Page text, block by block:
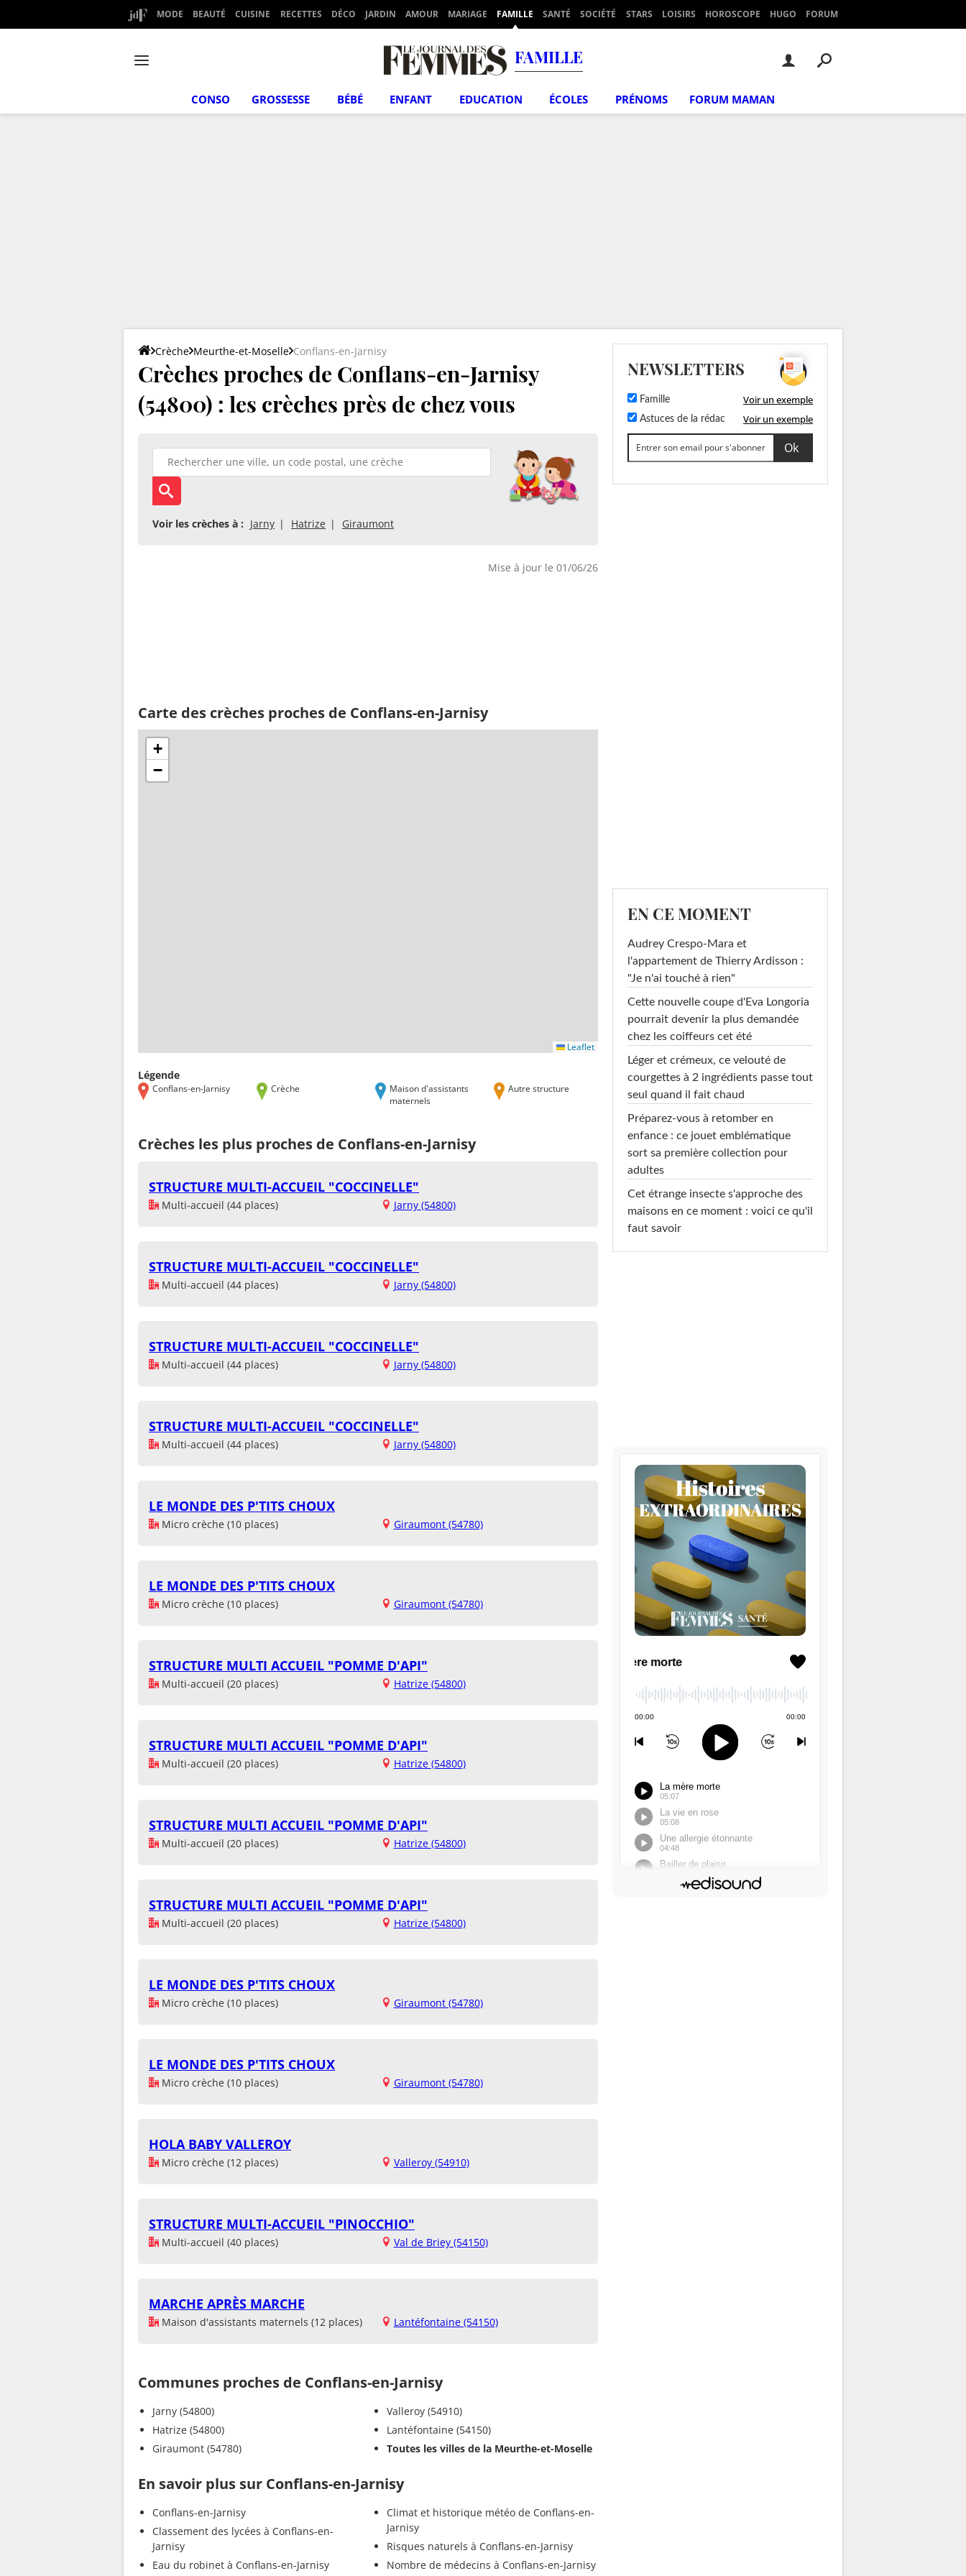
MODE BEAUTÉ CUISINE RECETTES DÉCO JARDIN AMOUR MARIAGE FAMILLE SANTÉ SOCIÉTÉ STARS LOISIRS HOROSCOPE HUGO FORUM
FAMILLE
CONSO GROSSESSE BÉBÉ ENFANT EDUCATION ÉCOLES PRÉNOMS FORUM MAMAN
Crèche Meurthe-et-Moselle Conflans-en-Jarnisy
Crèches proches de Conflans-en-Jarnisy
(54800) : les crèches près de chez vous
Voir les crèches à : Jarny Hatrize Giraumont
Mise à jour le 01/06/26
Carte des crèches proches de Conflans-en-Jarnisy
+
−
Leaflet
Légende
Conflans-en-Jarnisy Crèche
Maison d'assistants
maternels
Autre structure
Crèches les plus proches de Conflans-en-Jarnisy
STRUCTURE MULTI-ACCUEIL "COCCINELLE"
Multi-accueil (44 places) Jarny (54800)
STRUCTURE MULTI-ACCUEIL "COCCINELLE"
Multi-accueil (44 places) Jarny (54800)
STRUCTURE MULTI-ACCUEIL "COCCINELLE"
Multi-accueil (44 places) Jarny (54800)
STRUCTURE MULTI-ACCUEIL "COCCINELLE"
Multi-accueil (44 places) Jarny (54800)
LE MONDE DES P'TITS CHOUX
Micro crèche (10 places) Giraumont (54780)
LE MONDE DES P'TITS CHOUX
Micro crèche (10 places) Giraumont (54780)
STRUCTURE MULTI ACCUEIL "POMME D'API"
Multi-accueil (20 places) Hatrize (54800)
STRUCTURE MULTI ACCUEIL "POMME D'API"
Multi-accueil (20 places) Hatrize (54800)
STRUCTURE MULTI ACCUEIL "POMME D'API"
Multi-accueil (20 places) Hatrize (54800)
STRUCTURE MULTI ACCUEIL "POMME D'API"
Multi-accueil (20 places) Hatrize (54800)
LE MONDE DES P'TITS CHOUX
Micro crèche (10 places) Giraumont (54780)
LE MONDE DES P'TITS CHOUX
Micro crèche (10 places) Giraumont (54780)
HOLA BABY VALLEROY
Micro crèche (12 places) Valleroy (54910)
STRUCTURE MULTI-ACCUEIL "PINOCCHIO"
Multi-accueil (40 places) Val de Briey (54150)
MARCHE APRÈS MARCHE
Maison d'assistants maternels (12 places) Lantéfontaine (54150)
Communes proches de Conflans-en-Jarnisy
Jarny (54800)
Hatrize (54800)
Giraumont (54780)
Valleroy (54910)
Lantéfontaine (54150)
Toutes les villes de la Meurthe-et-Moselle
En savoir plus sur Conflans-en-Jarnisy
Conflans-en-Jarnisy
Classement des lycées à Conflans-en-
Jarnisy
Eau du robinet à Conflans-en-Jarnisy
Climat et historique météo de Conflans-en-
Jarnisy
Risques naturels à Conflans-en-Jarnisy
Nombre de médecins à Conflans-en-Jarnisy
NEWSLETTERS
Famille Voir un exemple
Astuces de la rédac Voir un exemple
EN CE MOMENT
Audrey Crespo-Mara et
l'appartement de Thierry Ardisson :
"Je n'ai touché à rien"
Cette nouvelle coupe d'Eva Longoria
pourrait devenir la plus demandée
chez les coiffeurs cet été
Léger et crémeux, ce velouté de
courgettes à 2 ingrédients passe tout
seul quand il fait chaud
Préparez-vous à retomber en
enfance : ce jouet emblématique
sort sa première collection pour
adultes
Cet étrange insecte s'approche des
maisons en ce moment : voici ce qu'il
faut savoir